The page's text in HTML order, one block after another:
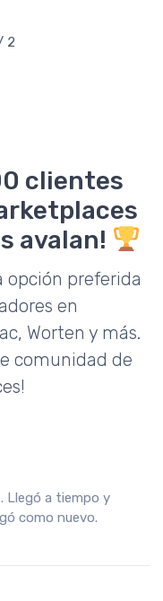
2
clientes
avalan!
opción preferida
en
Worten y más.
comunidad de
Llegó a tiempo y
como nuevo.